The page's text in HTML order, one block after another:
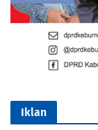
Iklan